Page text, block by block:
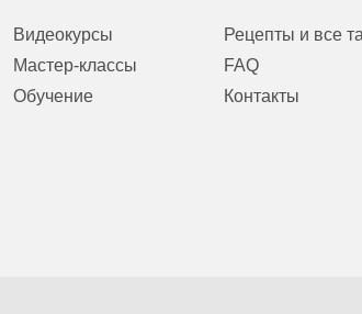
Видеокурсы
Мастер-классы
Обучение
Рецепты и все
FAQ
Контакты